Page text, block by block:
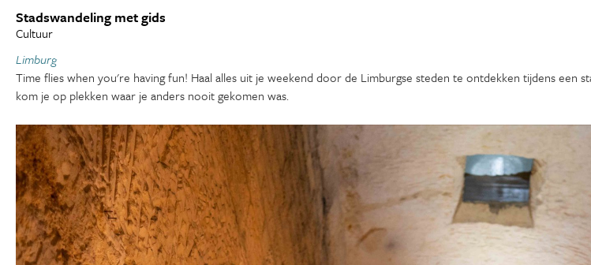
Stadswandeling met gids
Cultuur
Limburg
Time flies when you're having fun! Haal alles uit je weekend door de Limburgse steden te ontdekken tijdens een
kom je op plekken waar je anders nooit gekomen was.